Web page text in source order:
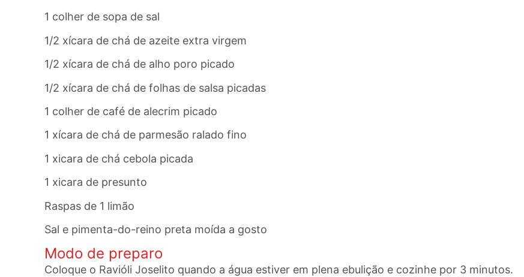
1 colher de sopa de sal
1/2 xícara de chá de azeite extra virgem
1/2 xícara de chá de alho poro picado
1/2 xícara de chá de folhas de salsa picadas
1 colher de café de alecrim picado
1 xícara de chá de parmesão ralado fino
1 xicara de chá cebola picada
1 xicara de presunto
Raspas de 1 limão
Sal e pimenta-do-reino preta moída a gosto
Modo de preparo
Coloque o Ravióli Joselito quando a água estiver em plena ebulição e cozinhe por 3 minutos.